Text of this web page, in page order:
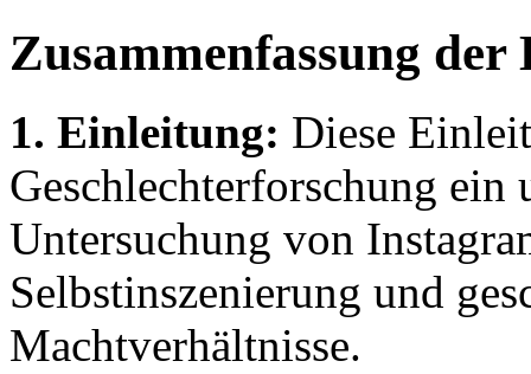
Zusammenfassung der
1. Einleitung: Diese
Geschlechterforschung ein
Untersuchung von
Selbstinszenierung und
Machtverhältnisse.